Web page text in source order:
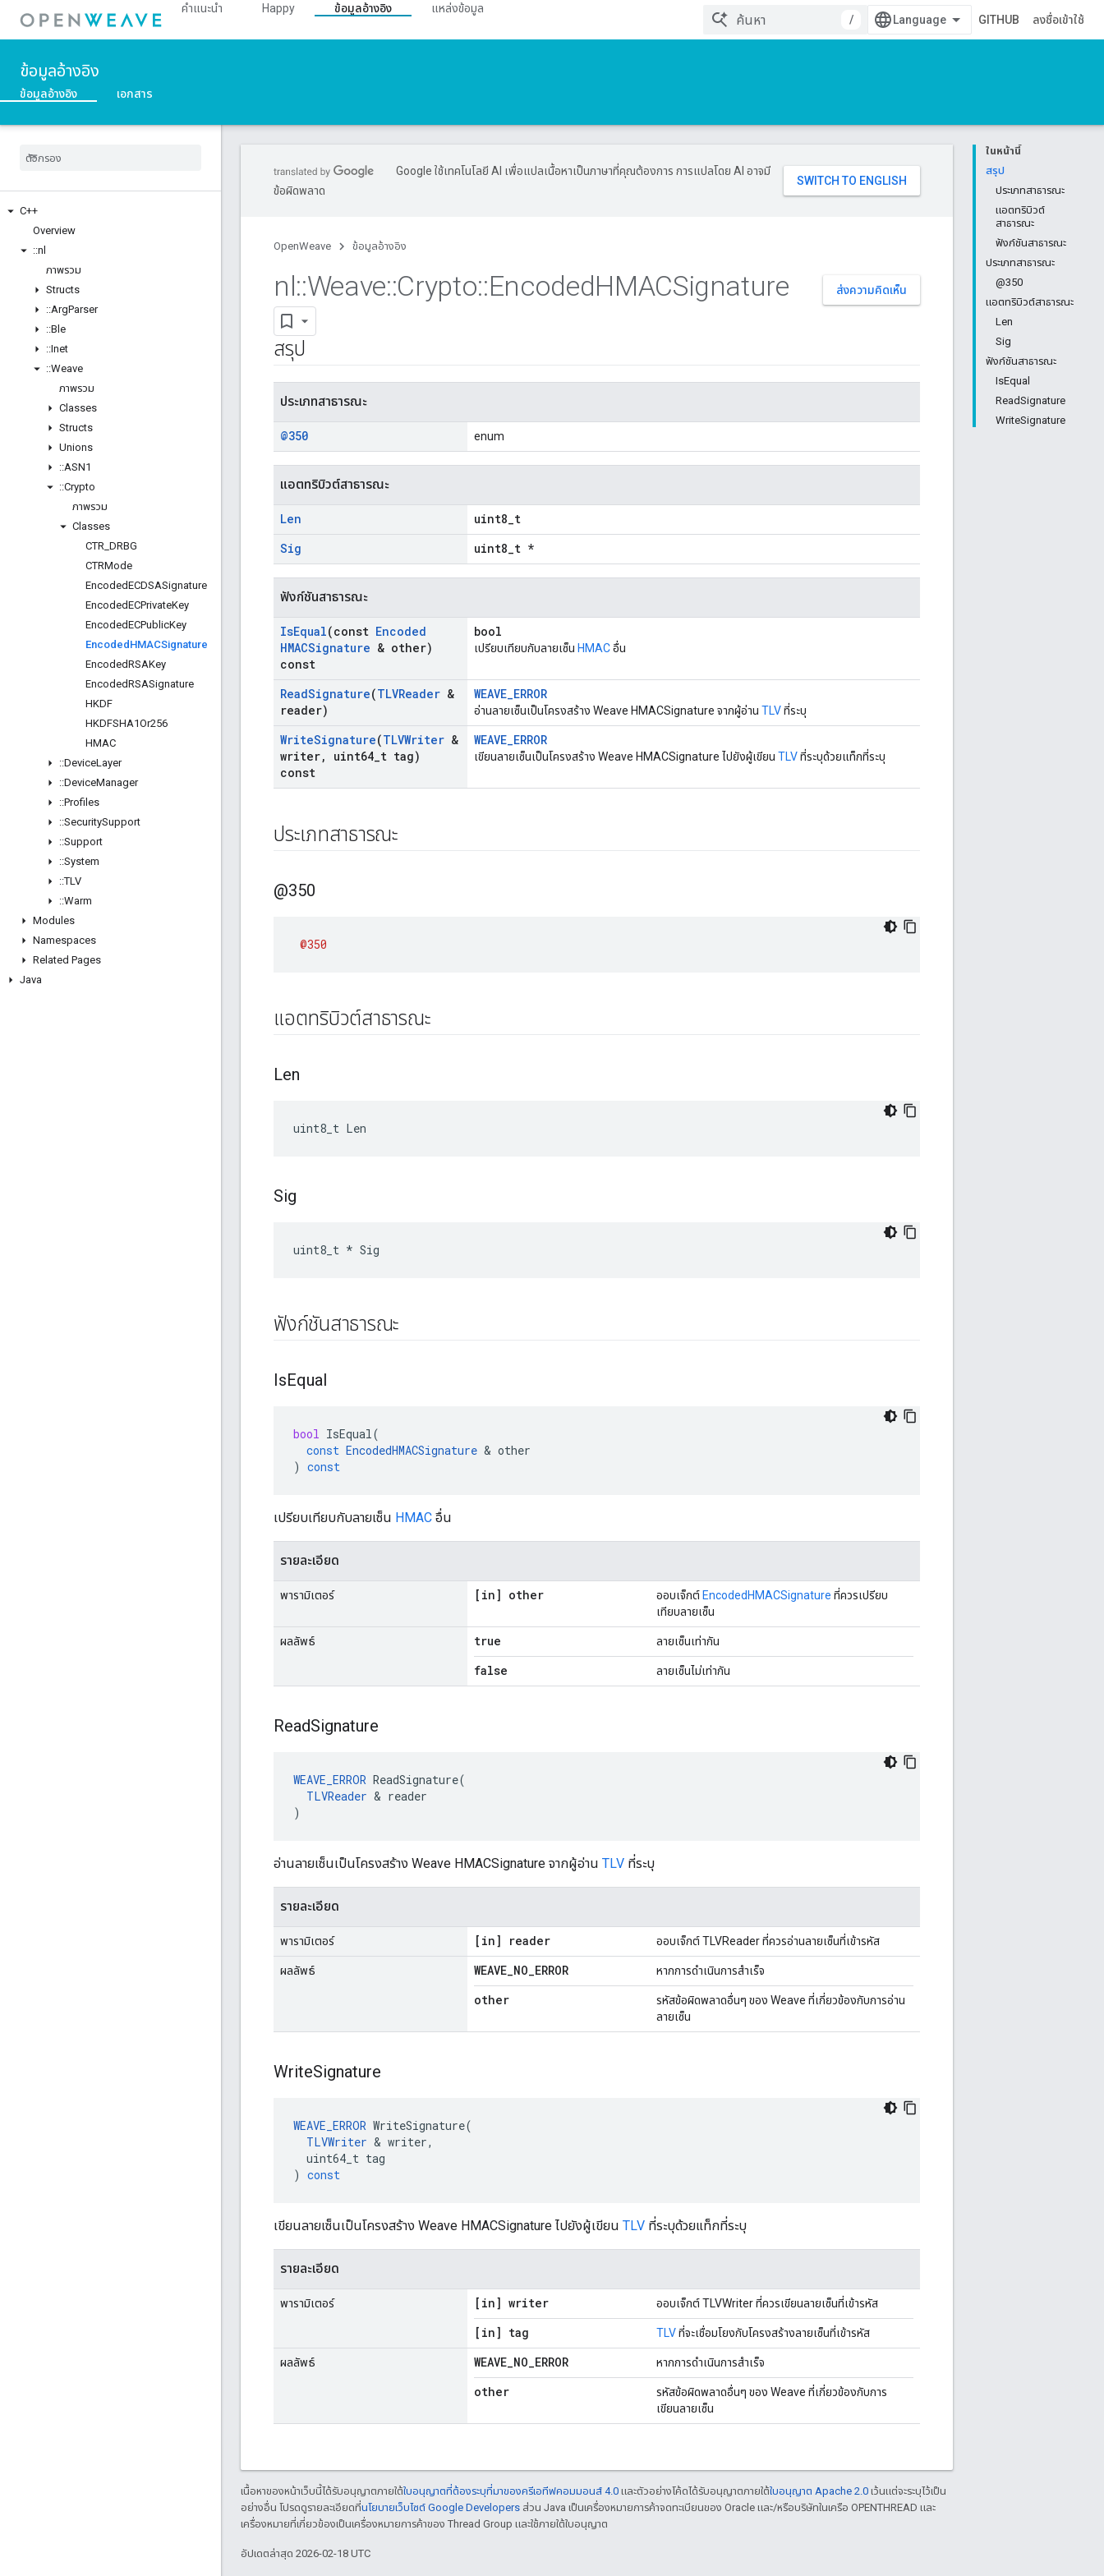
คำแนะนำ Happy ข้อมูลอ้างอิง
แหล่งข้อมูล
/
GITHUB ลงชื่อเข้าใช้
ข้อมูลอ้างอิง
ข้อมูลอ้างอิง เอกสาร
C++
Overview
::nl
ภาพรวม
Structs
::ArgParser
::Ble
::Inet
::Weave
ภาพรวม
Classes
Structs
Unions
::ASN1
::Crypto
ภาพรวม
Classes
CTR DRBG
CTRMode
EncodedECDSASignature
EncodedECPrivateKey
EncodedECPublicKey
Encoded HMACSignature
EncodedRSAKey
EncodedRSASignature
HKDF
HKDFSHA1Or256
HMAC
::DeviceLayer
::DeviceManager
::Profiles
::SecuritySupport
::Support
::System
::TLV
::Warm
Modules
Namespaces
Related Pages
Java
ในหน้านี้
สรุป
ประเภทสาธารณะ
แอตทริบิวต์
สาธารณะ
ฟังก์ชันสาธารณะ
ประเภทสาธารณะ
@350
แอตทริบิวต์สาธารณะ
Len
Sig
ฟังก์ชันสาธารณะ
IsEqual
ReadSignature
WriteSignature
Google ใช้เทคโนโลยี AI เพื่อแปลเนื้อหาเป็นภาษาที่คุณต้องการ การแปลโดย AI อาจมี
ข้อผิดพลาด
OpenWeave ข้อมูลอ้างอิง
ส่งความคิดเห็น
nl::Weave::Crypto::EncodedHMACSignature
สรุป
ประเภทสาธารณะ
@350 enum
แอตทริบิวต์สาธารณะ
Len
uint8_t
Sig
uint8_t *
ฟังก์ชันสาธารณะ
IsEqual(const Encoded
HMACSignature & other)
const
bool
เปรียบเทียบกับลายเซ็น HMACอื่น
ReadSignature(TLVReader &
reader)
WEAVE_ERROR
อ่านลายเซ็นเป็นโครงสร้าง Weave HMACSignature จากผู้อ่าน TLVที่ระบุ
WriteSignature(TLVWriter &
writer, uint64 t tag)
const
WEAVE_ERROR
เขียนลายเซ็นเป็นโครงสร้าง Weave HMACSignature ไปยังผู้เขียน TLVที่ระบุด้วยแท็กที่ระบุ
ประเภทสาธารณะ
@350
@350
แอตทริบิวต์สาธารณะ
Len
uint8_t Len
Sig
uint8_t * Sig
ฟังก์ชันสาธารณะ
IsEqual
bool IsEqual(
const EncodedHMACSignature & other
) const
เปรียบเทียบกับลายเซ็น HMAC อื่น
รายละเอียด
พารามิเตอร์ [in] other ออบเจ็กต์ EncodedHMACSignature ที่ควรเปรียบ
เทียบลายเซ็น
ผลลัพธ์ true ลายเซ็นเท่ากัน
false ลายเซ็นไม่เท่ากัน
ReadSignature
WEAVE_ERROR ReadSignature(
TLVReader & reader
)
อ่านลายเซ็นเป็นโครงสร้าง Weave HMACSignature จากผู้อ่าน TLV ที่ระบุ
รายละเอียด
พารามิเตอร์ [in] reader ออบเจ็กต์ TLVReader ที่ควรอ่านลายเซ็นที่เข้ารหัส
ผลลัพธ์ WEAVE_NO_ERROR หากการดำเนินการสำเร็จ
other
รหัสข้อผิดพลาดอื่นๆ ของ Weave ที่เกี่ยวข้องกับการอ่าน
ลายเซ็น
WriteSignature
WEAVE_ERROR WriteSignature(
TLVWriter & writer,
uint64_t tag
) const
เขียนลายเซ็นเป็นโครงสร้าง Weave HMACSignature ไปยังผู้เขียน TLV ที่ระบุด้วยแท็กที่ระบุ
รายละเอียด
พารามิเตอร์ [in] writer ออบเจ็กต์ TLVWriter ที่ควรเขียนลายเซ็นที่เข้ารหัส
[in] tag TLVที่จะเชื่อมโยงกับโครงสร้างลายเซ็นที่เข้ารหัส
ผลลัพธ์ WEAVE_NO_ERROR หากการดำเนินการสำเร็จ
other
รหัสข้อผิดพลาดอื่นๆ ของ Weave ที่เกี่ยวข้องกับการ
เขียนลายเซ็น
เนื้อหาของหน้าเว็บนี้ได้รับอนุญาตภายใต้ใบอนุญาตที่ต้องระบุที่มาของครีเอทีฟคอมมอนส์ 4.0 และตัวอย่างโค้ดได้รับอนุญาตภายใต้ใบอนุญาต Apache 2.0 เว้นแต่จะระบุไว้เป็น
อย่างอื่น โปรดดูรายละเอียดที่นโยบายเว็บไซต์ Google Developers ส่วน Java เป็นเครื่องหมายการค้าจดทะเบียนของ Oracle และ/หรือบริษัทในเครือ OPENTHREAD และ
เครื่องหมายที่เกี่ยวข้องเป็นเครื่องหมายการค้าของ Thread Group และใช้ภายใต้ใบอนุญาต
อัปเดตล่าสุด 2026-02-18 UTC